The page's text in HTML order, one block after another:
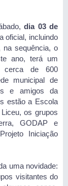
dia 03 de
oficial, incluindo
na sequência, o
ano, terá um
cerca de 600
municipal de
e amigos da
estão a Escola
os grupos
GODAP e
Iniciação
uma novidade:
visitantes do